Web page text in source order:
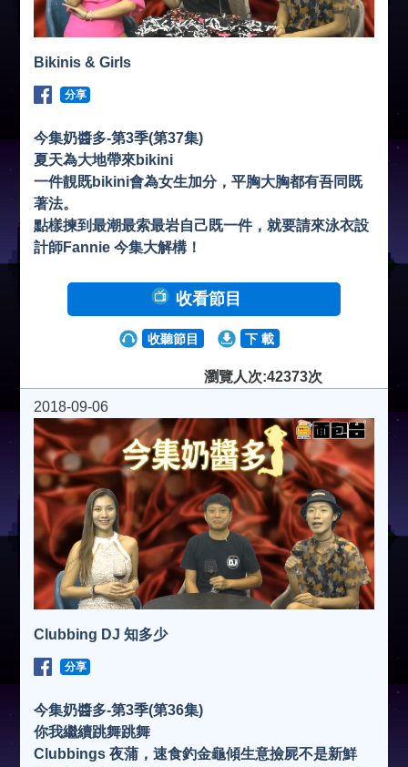
Bikinis & Girls
分享
今集奶醬多-第3季(第37集)
夏天為大地帶來bikini
一件靚既bikini會為女生加分，平胸大胸都有吾同既
著法。
點樣揀到最潮最索最岩自己既一件，就要請來泳衣設
計師Fannie 今集大解構！
收看節目
收聽節目 下 載
瀏覽人次:42373次
2018-09-06
Clubbing DJ 知多少
分享
今集奶醬多-第3季(第36集)
你我繼續跳舞跳舞
Clubbings 夜蒲，速食釣金龜傾生意撿屍不是新鮮